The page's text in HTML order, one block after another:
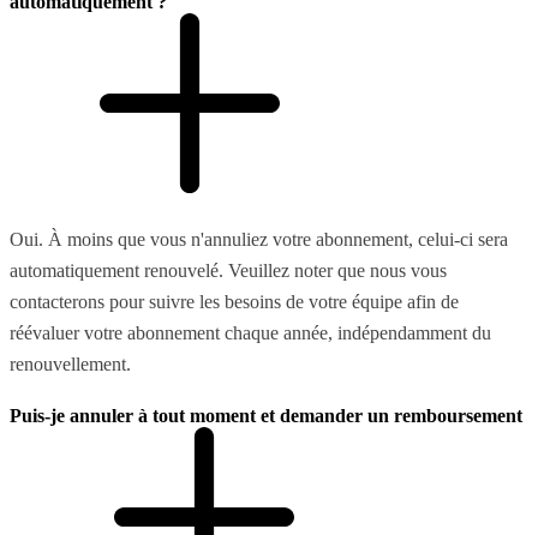
Oui. À moins que vous n'annuliez votre abonnement, celui-ci sera
automatiquement renouvelé. Veuillez noter que nous vous
contacterons pour suivre les besoins de votre équipe afin de
réévaluer votre abonnement chaque année, indépendamment du
renouvellement.
Puis-je annuler à tout moment et demander un remboursement